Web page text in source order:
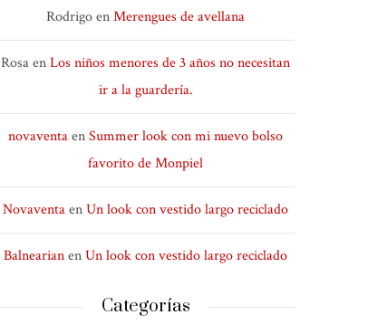
RodrigoenMerengues de avellana
RosaenLos niños menores de 3 años no necesitan
ir a la guardería.
novaventaenSummer look con mi nuevo bolso
favorito de Monpiel
NovaventaenUn look con vestido largo reciclado
BalnearianenUn look con vestido largo reciclado
Categorías